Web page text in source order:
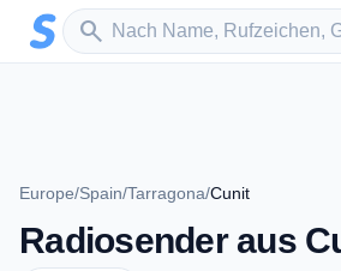
Zum Hauptinhalt springen
search
Sender suchen
Europe/Spain/Tarragona/Cunit
Radiosender aus